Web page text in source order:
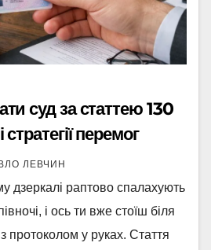
суд за статтею 130
перемог
ЛЕВЧИН
дзеркалі раптово спалахують
і ось ти вже стоїш біля
протоколом у руках. Стаття